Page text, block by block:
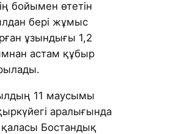
бойымен өтетін
бері жұмыс
ұзындығы 1,2
астам құбыр
11 маусымы
аралығында
Бостандық